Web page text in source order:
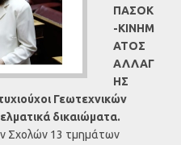
ΠΑΣΟΚ
-ΚΙΝΗΜ
ΑΤΟΣ
ΑΛΛΑΓ
ΗΣ
Γεωτεχνικών
δικαιώματα.
Σχολών 13 τμημάτων